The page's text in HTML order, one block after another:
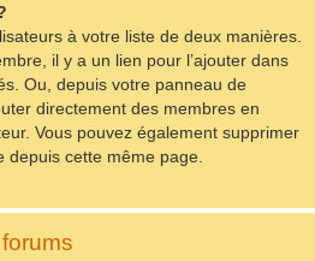
à votre liste de deux manières.
il y a un lien pour l’ajouter dans
Ou, depuis votre panneau de
directement des membres en
Vous pouvez également supprimer
depuis cette même page.